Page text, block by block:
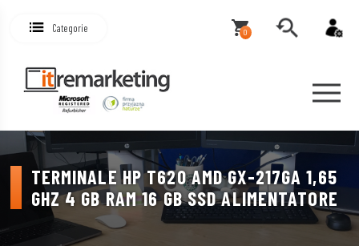
Categorie 0
TERMINALE HP T620 AMD GX-217GA 1,65
GHZ 4 GB RAM 16 GB SSD ALIMENTATORE